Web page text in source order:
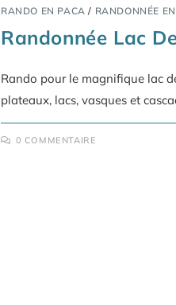
RANDO EN PACA / RANDONNÉE
Randonnée Lac
Rando pour le magnifique lac
plateaux, lacs, vasques et
0 COMMENTAIRE